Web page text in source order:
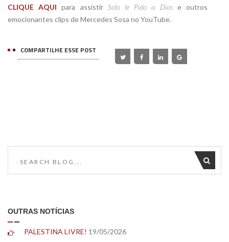
CLIQUE AQUI para assistir Solo le Pido a Diose outros
emocionantes clips de Mercedes Sosa no YouTube.
COMPARTILHE ESSE POST
OUTRAS NOTÍCIAS
PALESTINA LIVRE! 19/05/2026